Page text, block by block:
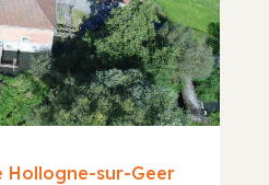
Hollogne-sur-Geer